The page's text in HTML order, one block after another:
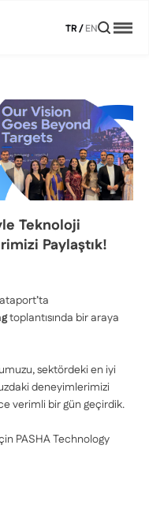
TR/EN
Teknoloji
Paylaştık!
toplantısında bir araya
sektördeki en iyi
deneyimlerimizi
verimli bir gün geçirdik.
PASHA Technology